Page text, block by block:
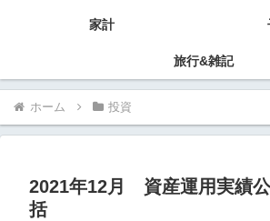
家計
旅行&雑記
ホーム 投資
2021年12月 資産運用実績
括